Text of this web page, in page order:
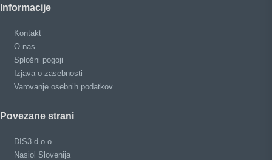
Informacije
Kontakt
O nas
Splošni pogoji
Izjava o zasebnosti
Varovanje osebnih podatkov
Povezane strani
DIS3 d.o.o.
Nasiol Slovenija